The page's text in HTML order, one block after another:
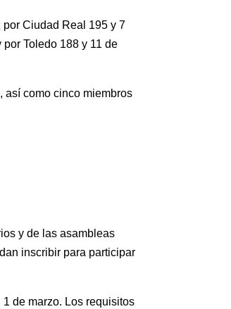
Ciudad Real 195 y 7
Toledo 188 y 11 de
así como cinco miembros
y de las asambleas
inscribir para participar
de marzo. Los requisitos